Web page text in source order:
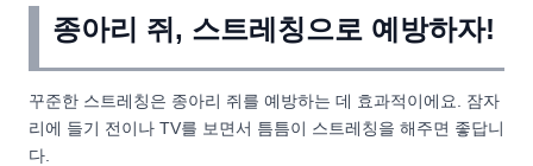
종아리 쥐, 스트레칭으로 예방하자!
꾸준한 스트레칭은 종아리 쥐를 예방하는 데 효과적이에요. 잠자
리에 들기 전이나 TV를 보면서 틈틈이 스트레칭을 해주면 좋답니
다.